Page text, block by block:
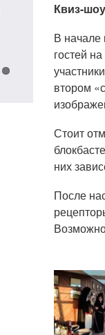
Квиз-
В начале
гостей
втором
Стоит
них
После